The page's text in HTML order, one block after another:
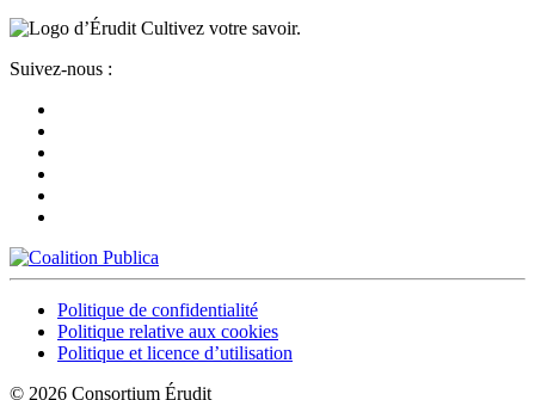
Cultivez votre savoir.
Suivez-nous :
Politique de confidentialité
Politique relative aux cookies
Politique et licence d’utilisation
© 2026 Consortium Érudit